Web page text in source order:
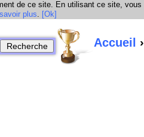
de ce site. En utilisant ce site, vous
plus. [Ok]
Accueil